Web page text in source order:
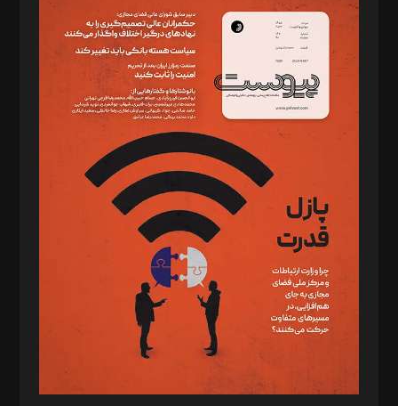
سردبیر: مهرک محمودی
دبیر تحریریه: میثم قاسمی
د‌بیر ناداستان: سمانه سمیع
د‌بیر خدمت و تجارت: ابوالفضل رجبی
د‌بیر حقوق فناوری: حسام‌الدین ایپکچی
د‌بیر پیوست جهان: مینا پاکدل
د‌بیر تحریریه آنلاین: بابک نقاش
تحریریه‌: مجتبی محمود‌ی، آرش برهمند، یسنا امان‌پور، سروش کرمیان،
مصطفی مسجدی آرانی، ابوالفضل رجبی، زهرا فکرانه، فائزه فتحی
رستمی،مصطفی باستان
ویرایش: نگار استاد‌‌آقا
طراح یونیفرم: مجید توکلی
فیلمبرداری و عکاسی: امیر شفیعی، مانی لطفی زاده
گرافیک و صفحه‌آرایی: سید‌سبحان‌علی ثابت
مد‌یر توسعه تجاری: کامبیز برید‌
امور مالی: شاپور رهبری، محمد‌ کاظمی‌نیا